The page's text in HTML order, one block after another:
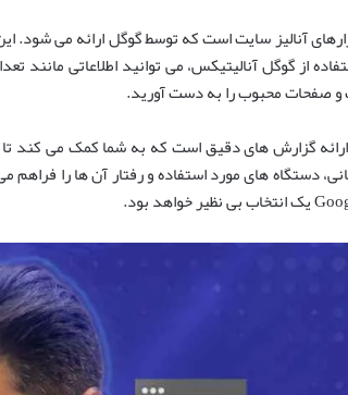
آنالیز سایت است که توسط گوگل ارائه می شود.
از گوگل آنالیتیکس، می توانید اطلاعاتی مانند
و صفحات محبوب را به دست آورید.
گزارش های دقیق است که به شما کمک می کند تا
های مورد استفاده و رفتار آن ها را فراهم